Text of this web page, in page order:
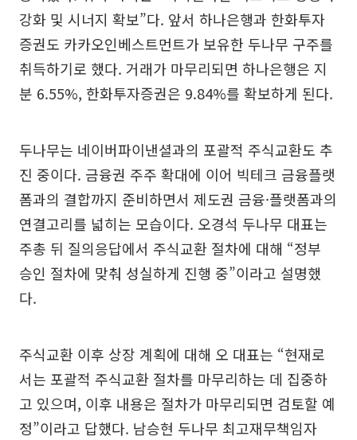
강화 및 시너지 확보”다. 앞서 하나은행과 한화투자
증권도 카카오인베스트먼트가 보유한 두나무 구주를
취득하기로 했다. 거래가 마무리되면 하나은행은 지
분 6.55%, 한화투자증권은 9.84%를 확보하게 된다.
두나무는 네이버파이낸셜과의 포괄적 주식교환도 추
진 중이다. 금융권 주주 확대에 이어 빅테크 금융플랫
폼과의 결합까지 준비하면서 제도권 금융·플랫폼과의
연결고리를 넓히는 모습이다. 오경석 두나무 대표는
주총 뒤 질의응답에서 주식교환 절차에 대해 “정부
승인 절차에 맞춰 성실하게 진행 중”이라고 설명했
다.
주식교환 이후 상장 계획에 대해 오 대표는 “현재로
서는 포괄적 주식교환 절차를 마무리하는 데 집중하
고 있으며, 이후 내용은 절차가 마무리되면 검토할 예
정”이라고 답했다. 남승현 두나무 최고재무책임자